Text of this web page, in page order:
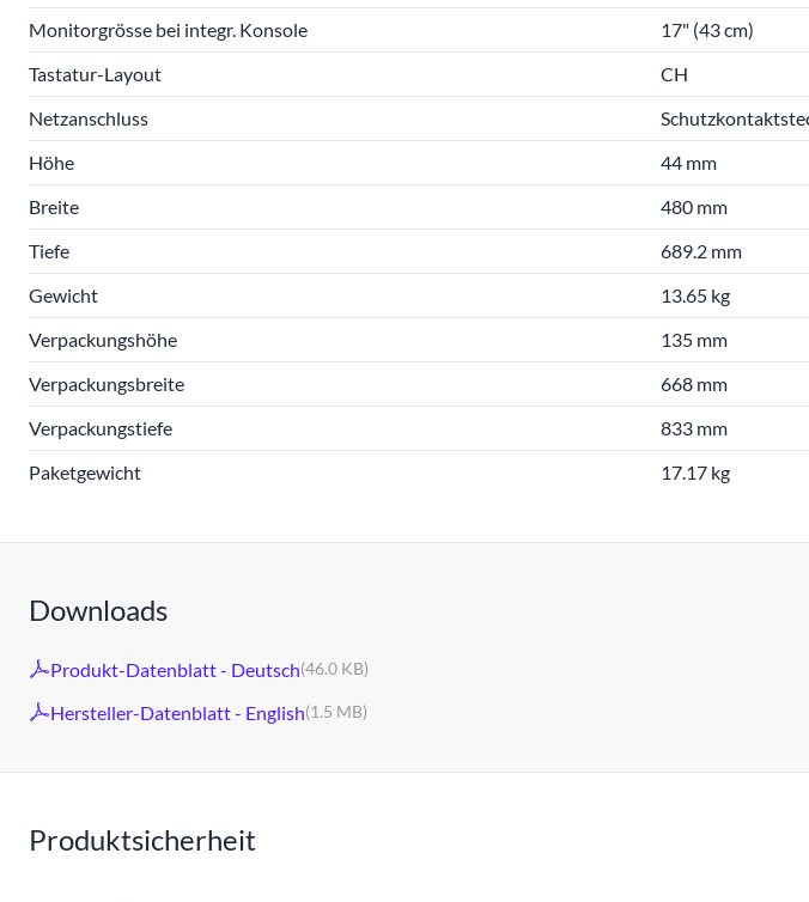
Monitorgrösse bei integr. Konsole
17" (43 cm)
Tastatur-Layout
CH
Netzanschluss
Höhe
44 mm
Breite
480 mm
Tiefe
689.2 mm
Gewicht
13.65 kg
Verpackungshöhe
135 mm
Verpackungsbreite
668 mm
Verpackungstiefe
833 mm
Paketgewicht
17.17 kg
Downloads
Produkt-Datenblatt - Deutsch(46.0 KB)
Hersteller-Datenblatt - English(1.5 MB)
Produktsicherheit